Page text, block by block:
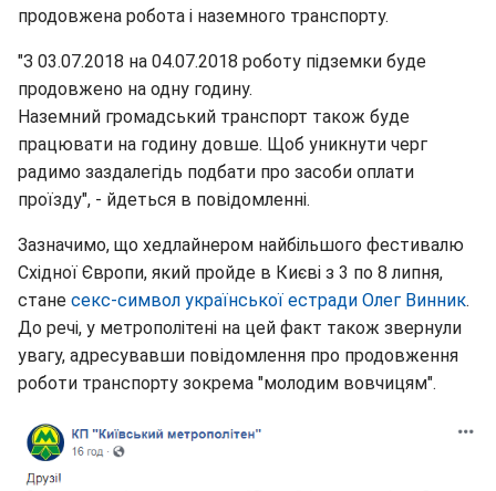
продовжена робота і наземного транспорту.
"З 03.07.2018 на 04.07.2018 роботу підземки буде
продовжено на одну годину.
Наземний громадський транспорт також буде
працювати на годину довше. Щоб уникнути черг
радимо заздалегідь подбати про засоби оплати
проїзду", - йдеться в повідомленні.
Зазначимо, що хедлайнером найбільшого фестивалю
Східної Європи, який пройде в Києві з 3 по 8 липня,
стане секс-символ української естради Олег Винник.
До речі, у метрополітені на цей факт також звернули
увагу, адресувавши повідомлення про продовження
роботи транспорту зокрема "молодим вовчицям".